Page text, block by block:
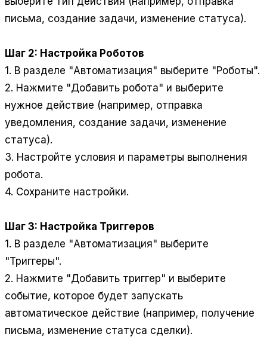
письма, создание задачи, изменение статуса).
Шаг 2: Настройка Роботов
1. В разделе "Автоматизация" выберите "Роботы".
2. Нажмите "Добавить робота" и выберите
нужное действие (например, отправка
уведомления, создание задачи, изменение
статуса).
3. Настройте условия и параметры выполнения
робота.
4. Сохраните настройки.
Шаг 3: Настройка Триггеров
1. В разделе "Автоматизация" выберите
"Триггеры".
2. Нажмите "Добавить триггер" и выберите
событие, которое будет запускать
автоматическое действие (например, получение
письма, изменение статуса сделки).